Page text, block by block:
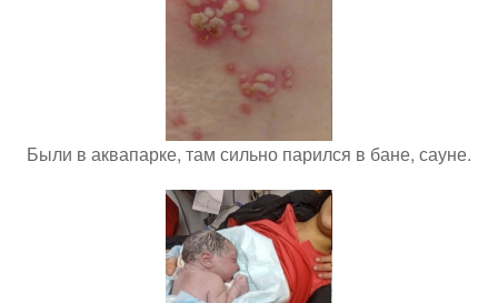
Были в аквапарке, там сильно парился в бане, сауне.